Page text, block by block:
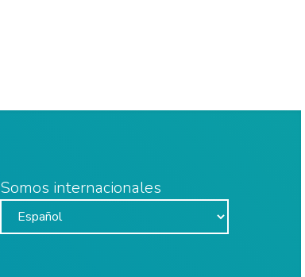
Somos internacionales